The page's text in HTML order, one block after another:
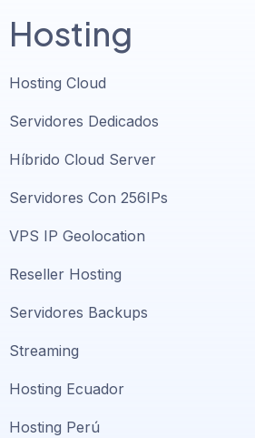
Hosting
Hosting Cloud
Servidores Dedicados
Híbrido Cloud Server
Servidores Con 256IPs
VPS IP Geolocation
Reseller Hosting
Servidores Backups
Streaming
Hosting Ecuador
Hosting Perú